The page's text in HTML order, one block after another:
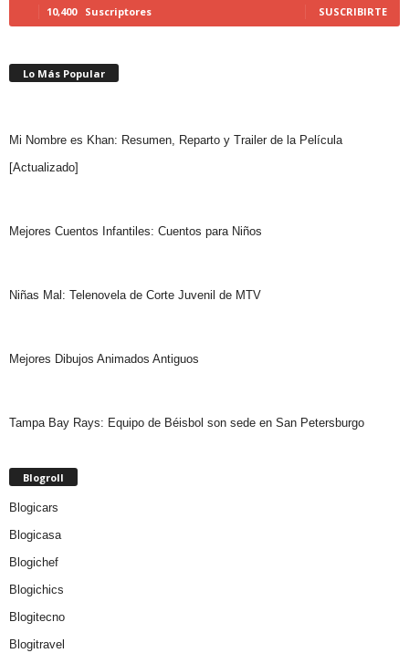
10,400 Suscriptores SUSCRIBIRTE
Lo Más Popular
Mi Nombre es Khan: Resumen, Reparto y Trailer de la Película
[Actualizado]
Mejores Cuentos Infantiles: Cuentos para Niños
Niñas Mal: Telenovela de Corte Juvenil de MTV
Mejores Dibujos Animados Antiguos
Tampa Bay Rays: Equipo de Béisbol son sede en San Petersburgo
Blogroll
Blogicars
Blogicasa
Blogichef
Blogichics
Blogitecno
Blogitravel